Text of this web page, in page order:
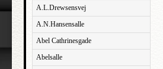
A.L.Drewsensvej
A.N.Hansensalle
Abel Cathrinesgade
Abelsalle